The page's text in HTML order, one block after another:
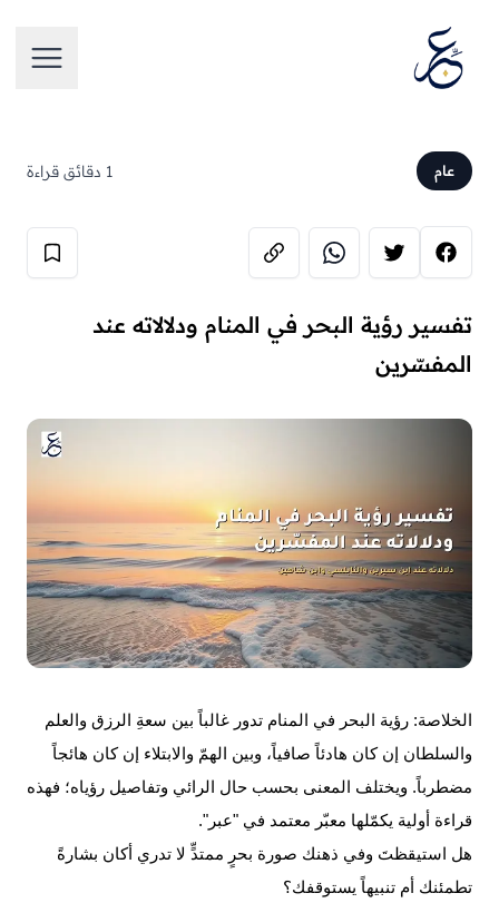
فتح
عام 1 دقائق قراءة
تفسير رؤية البحر في المنام ودلالاته عند
المفسّرين
الخلاصة: رؤية البحر في المنام تدور غالباً بين سعةِ الرزق والعلم
والسلطان إن كان هادئاً صافياً، وبين الهمّ والابتلاء إن كان هائجاً
مضطرباً. ويختلف المعنى بحسب حال الرائي وتفاصيل رؤياه؛ فهذه
قراءة أولية يكمّلها معبّر معتمد في "عبر".
هل استيقظتَ وفي ذهنك صورة بحرٍ ممتدٍّ لا تدري أكان بشارةً
تطمئنك أم تنبيهاً يستوقفك؟